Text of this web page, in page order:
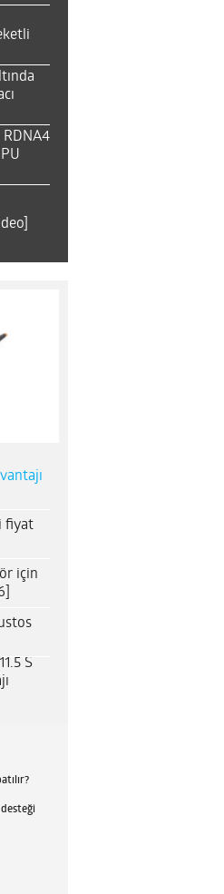
RDNA4
fiyat
için
S